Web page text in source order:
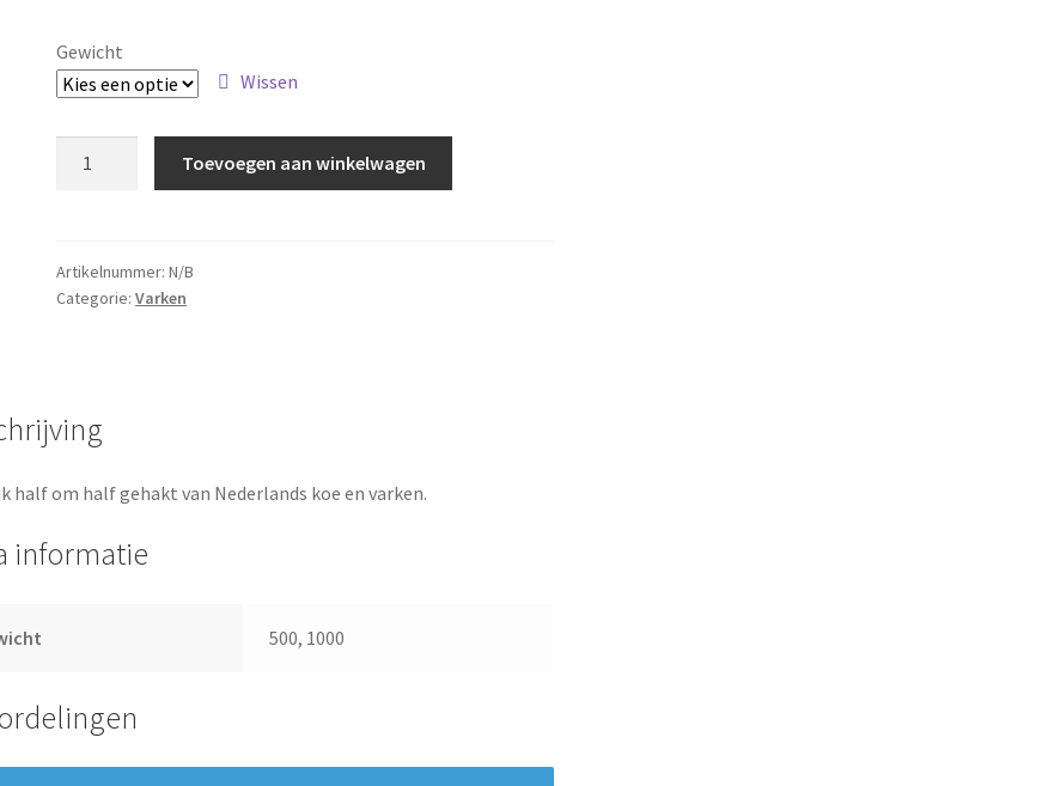
€10.00
Gewicht
Wissen
aantal
Toevoegen aan winkelwagen
Artikelnummer:N/B
Categorie:Varken
half om half gehakt van Nederlands koe en varken.
informatie
500, 1000